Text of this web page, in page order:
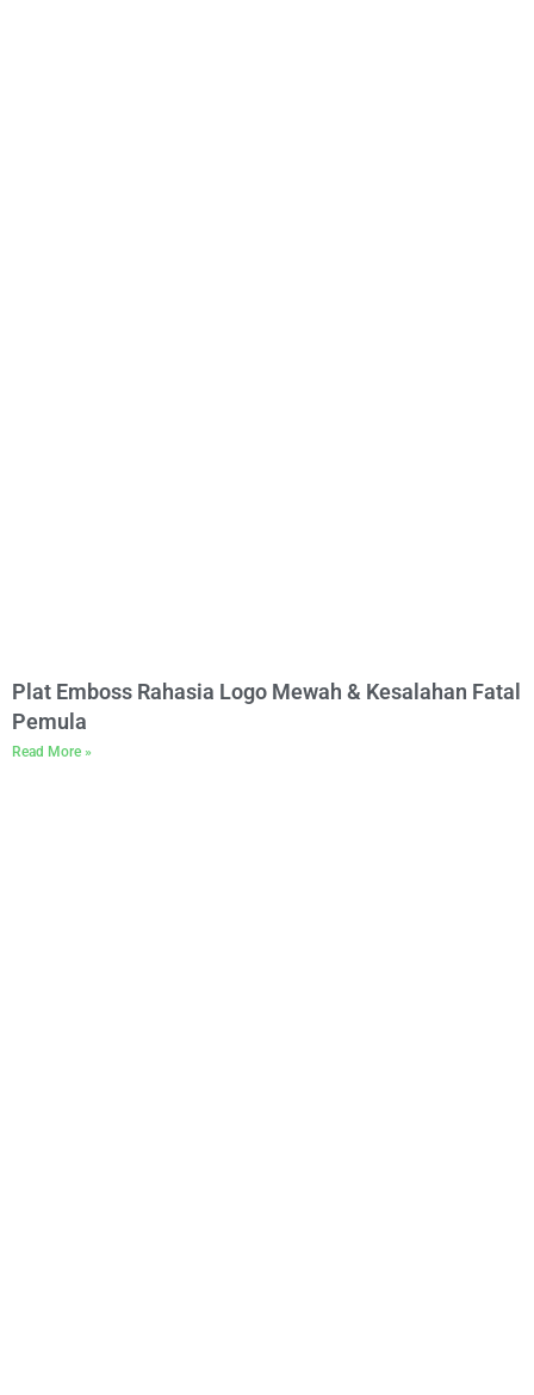
Plat Emboss Rahasia Logo Mewah & Kesalahan Fatal
Pemula
Read More »